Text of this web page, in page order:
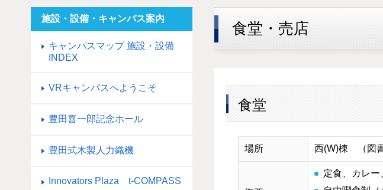
食堂・売店
食堂
場所 西(W)棟 （図
定食、カレ
施設・設備・キャンパス案内
キャンパスマップ 施設・設備
INDEX
VRキャンパスへようこそ
豊田喜一郎記念ホール
豊田式木製人力織機
Innovators Plaza t-COMPASS